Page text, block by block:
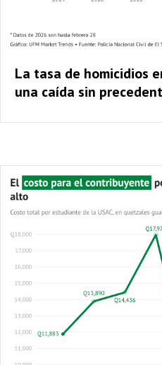
La tasa de homicidios
una caída sin